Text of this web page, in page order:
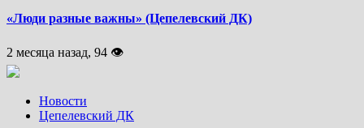
«Люди разные важны» (Цепелевский ДК)
2 месяца назад, 94 👁
Новости
Цепелевский ДК